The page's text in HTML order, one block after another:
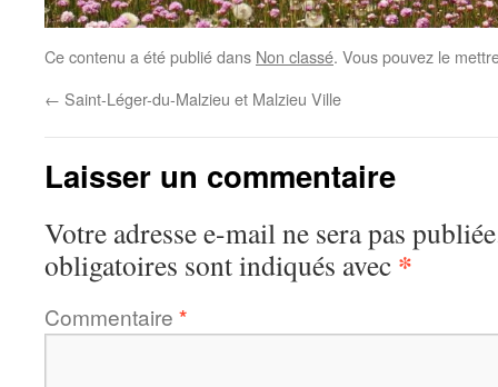
Ce contenu a été publié dans Non classé. Vous pouvez le
← Saint-Léger-du-Malzieu et Malzieu Ville
Laisser un commentaire
Votre adresse e-mail ne sera pas
obligatoires sont indiqués avec *
Commentaire *